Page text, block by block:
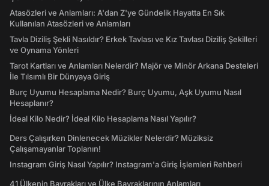
Atasözleri ve Anlamları: A'dan Z'ye Gündelik Hayatta En Sık
Kullanılan Atasözleri ve Anlamları
Tavla Diziliş Şekli Nasıldır? Erkek Tavlası ve Kız Tavlası Diziliş Şekilleri
ve Oynama Yönleri
Tarot Kartları ve Anlamları Nelerdir? Majör ve Minör Arkana Desteleri
İle Tılsımlı Bir Dünyaya Giriş
Burç Uyumu Hesaplama Nedir? Burç Uyumu, Aşk Uyumu Nasıl
Hesaplanır?
İdeal Kilo Nedir? İdeal Kilo Hesaplama Nasıl Yapılır?
Ders Çalışırken Dinlenecek Müzikler Nelerdir? Müziksiz
Çalışamayanlar Toplanın!
Instagram Giriş Nasıl Yapılır? Instagram'a Giriş İşlemleri Rehberi
41 Ülkenin Bayrakları ve Ülke Bayraklarının Anlamları